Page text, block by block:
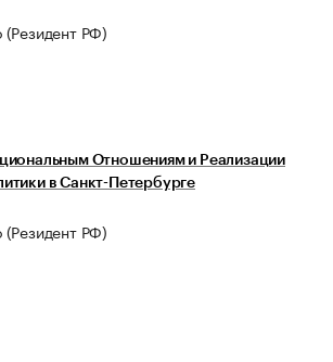
РФ)
Отношениям и Реализации
в Санкт-Петербурге
РФ)